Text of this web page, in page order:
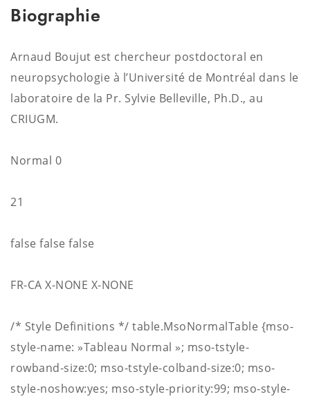
Biographie
Arnaud Boujut est chercheur postdoctoral en
neuropsychologie à l’Université de Montréal dans le
laboratoire de la Pr. Sylvie Belleville, Ph.D., au
CRIUGM.
Normal 0
21
false false false
FR-CA X-NONE X-NONE
/* Style Definitions */ table.MsoNormalTable {mso-
style-name: »Tableau Normal »; mso-tstyle-
rowband-size:0; mso-tstyle-colband-size:0; mso-
style-noshow:yes; mso-style-priority:99; mso-style-